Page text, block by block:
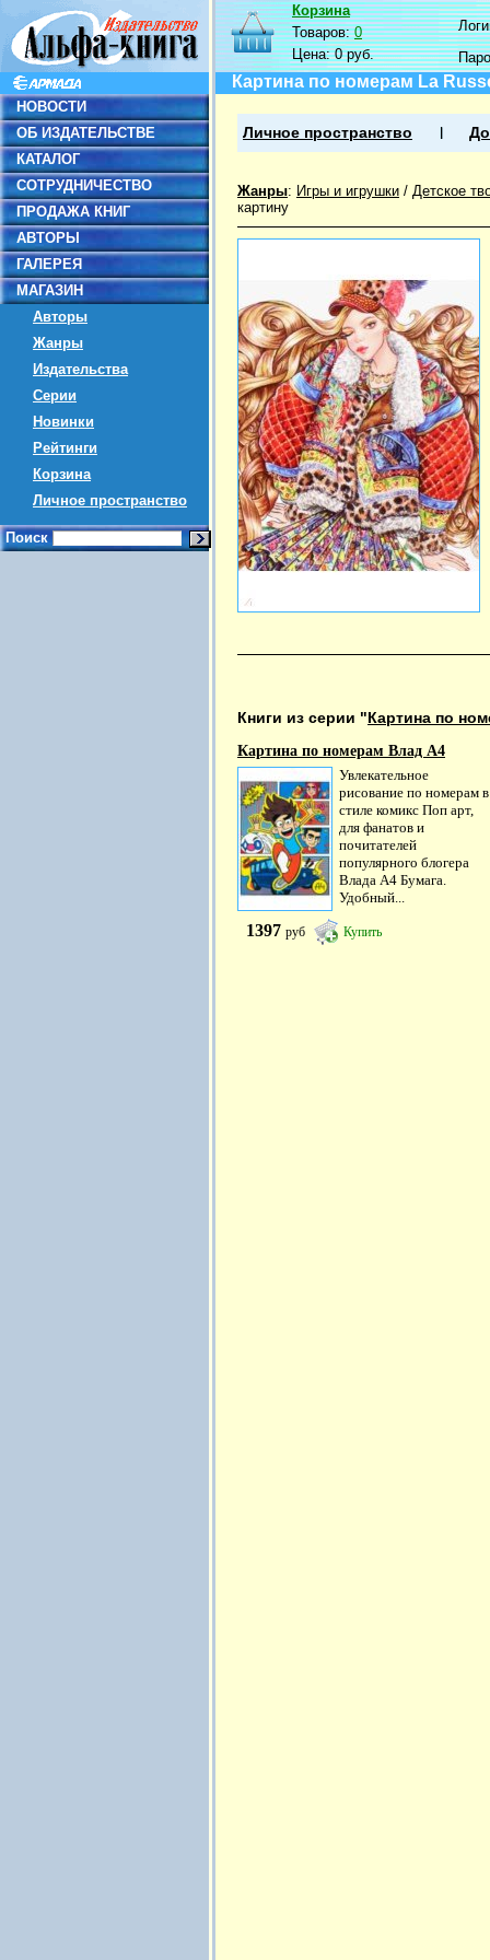
НОВОСТИ
ОБ ИЗДАТЕЛЬСТВЕ
КАТАЛОГ
СОТРУДНИЧЕСТВО
ПРОДАЖА КНИГ
АВТОРЫ
ГАЛЕРЕЯ
МАГАЗИН
Авторы
Жанры
Издательства
Серии
Новинки
Рейтинги
Корзина
Личное пространство
Поиск
Корзина
Товаров:0
Цена:0 руб.
Картина по номерам La
Личное пространство
Жанры: Игры и игрушки / Детское
картину
Книги из серии "Картина по
Картина по номерам Влад А4
Увлекательное
рисование по номерам в
стиле комикс Поп арт,
для фанатов и
почитателей
популярного блогера
Влада А4 Бумага.
Удобный...
1397 руб Купить